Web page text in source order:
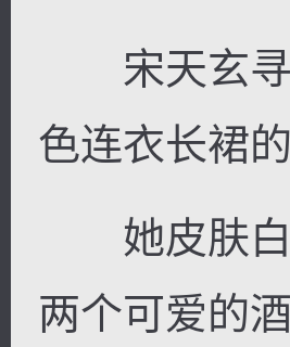
宋天玄寻
色连衣长裙
她皮肤白
两个可爱的酒